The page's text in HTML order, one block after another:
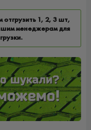
1, 2, 3 шт,
менеджерам для